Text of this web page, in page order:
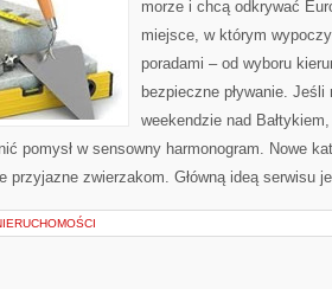
morze i chcą odkrywać
miejsce, w którym
poradami – od wyboru
bezpieczne pływanie.
weekendzie nad
pomysł w sensowny harmonogram. Nowe
przyjazne zwierzakom. Główną ideą serwisu